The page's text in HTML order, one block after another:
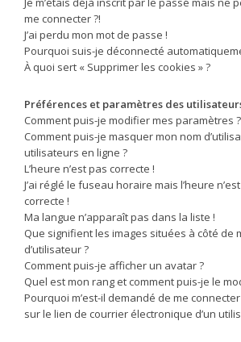
me connecter ?!
J’ai perdu mon mot de passe !
Pourquoi suis-je déconnecté
À quoi sert « Supprimer les cookies » ?
Préférences et paramètres des
Comment puis-je modifier mes paramètres ?
Comment puis-je masquer mon nom
utilisateurs en ligne ?
L’heure n’est pas correcte !
J’ai réglé le fuseau horaire mais l’heure
correcte !
Ma langue n’apparaît pas dans la liste !
Que signifient les images situées à côté de
d’utilisateur ?
Comment puis-je afficher un avatar ?
Quel est mon rang et comment puis-je le
Pourquoi m’est-il demandé de me
sur le lien de courrier électronique d’un